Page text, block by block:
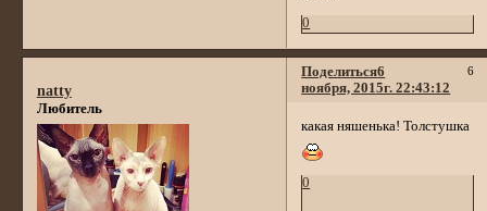
0
Поделиться 6
6
ноября, 2015г. 22:43:12
natty
Любитель
какая няшенька! Толстушка
0